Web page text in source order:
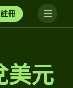
註冊
美元